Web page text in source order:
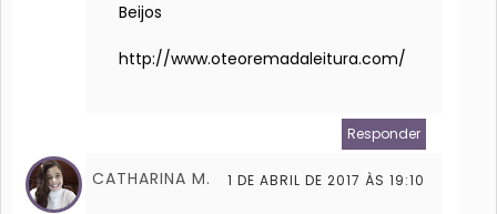
Beijos
http://www.oteoremadaleitura.com/
Responder
CATHARINA M. 1 DE ABRIL DE 2017 ÀS 19:10